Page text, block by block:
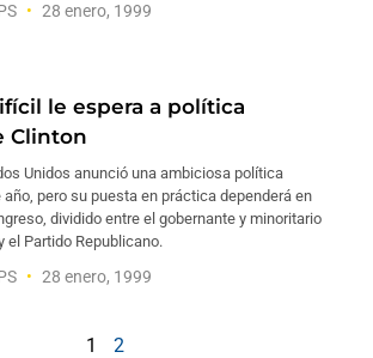
28 enero, 1999
le espera a política
Clinton
Unidos anunció una ambiciosa política
pero su puesta en práctica dependerá en
dividido entre el gobernante y minoritario
el Partido Republicano.
28 enero, 1999
1 2